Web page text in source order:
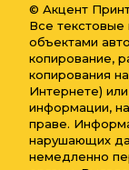
© Акцент
Все текстовые
объектами
копирование,
копирования
Интернете)
информации,
праве.
нарушающих
немедленно